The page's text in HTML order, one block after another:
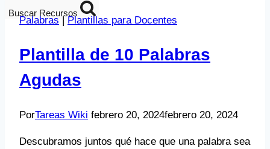
Buscar Recursos
Palabras|Plantillas para Docentes
Plantilla de 10 Palabras
Agudas
PorTareas Wiki febrero 20, 2024febrero 20, 2024
Descubramos juntos qué hace que una palabra sea